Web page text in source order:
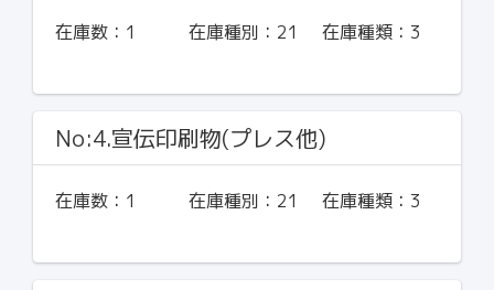
在庫数： 1 在庫種別： 21 在庫種類： 3
No:4.宣伝印刷物(プレス他)
在庫数： 1 在庫種別： 21 在庫種類： 3